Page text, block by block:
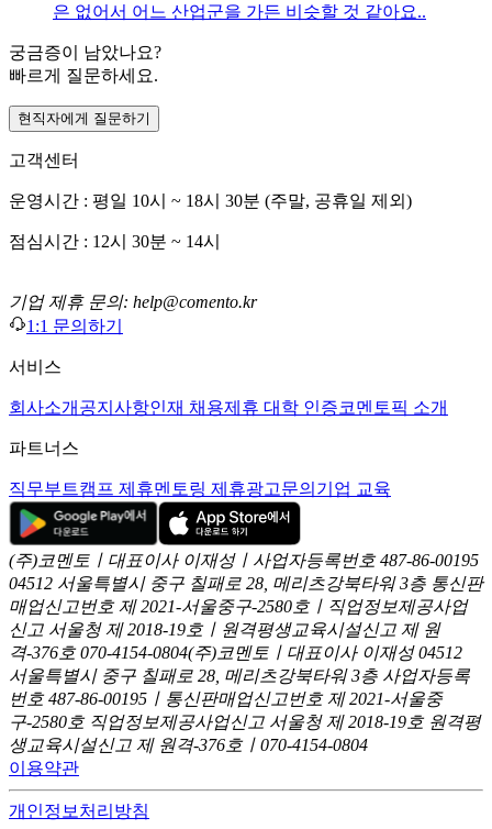
은 없어서 어느 산업군을 가든 비슷할 것 같아요..
궁금증이 남았나요?
빠르게 질문하세요.
현직자에게 질문하기
고객센터
운영시간 : 평일 10시 ~ 18시 30분 (주말, 공휴일 제외)
점심시간 : 12시 30분 ~ 14시
기업 제휴 문의: help@comento.kr
1:1 문의하기
서비스
회사소개 공지사항인재 채용제휴 대학 인증코멘토픽 소개
파트너스
직무부트캠프 제휴멘토링 제휴광고문의 기업 교육
(주)코멘토ㅣ대표이사 이재성ㅣ사업자등록번호 487-86-00195
04512 서울특별시 중구 칠패로 28, 메리츠강북타워 3층 통신판
매업신고번호 제 2021-서울중구-2580호ㅣ직업정보제공사업
신고 서울청 제 2018-19호ㅣ원격평생교육시설신고 제 원
격-376호 070-4154-0804(주)코멘토ㅣ대표이사 이재성 04512
서울특별시 중구 칠패로 28, 메리츠강북타워 3층 사업자등록
번호 487-86-00195ㅣ통신판매업신고번호 제 2021-서울중
구-2580호 직업정보제공사업신고 서울청 제 2018-19호 원격평
생교육시설신고 제 원격-376호ㅣ070-4154-0804
이용약관
개인정보처리방침